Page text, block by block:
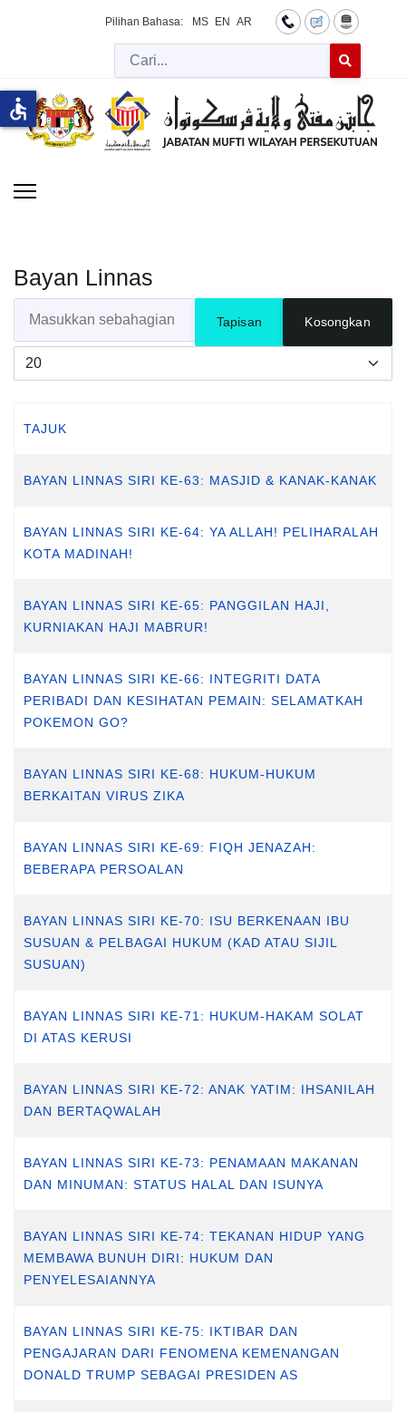
Pilihan Bahasa: MS EN AR
Cari
Bayan Linnas
Masukkan sebahagian daripada tajuk
Tapisan Kosongkan
Papar #
TAJUK
BAYAN LINNAS SIRI KE-63: MASJID & KANAK-KANAK
BAYAN LINNAS SIRI KE-64: YA ALLAH! PELIHARALAH
KOTA MADINAH!
BAYAN LINNAS SIRI KE-65: PANGGILAN HAJI,
KURNIAKAN HAJI MABRUR!
BAYAN LINNAS SIRI KE-66: INTEGRITI DATA
PERIBADI DAN KESIHATAN PEMAIN: SELAMATKAH
POKEMON GO?
BAYAN LINNAS SIRI KE-68: HUKUM-HUKUM
BERKAITAN VIRUS ZIKA
BAYAN LINNAS SIRI KE-69: FIQH JENAZAH:
BEBERAPA PERSOALAN
BAYAN LINNAS SIRI KE-70: ISU BERKENAAN IBU
SUSUAN & PELBAGAI HUKUM (KAD ATAU SIJIL
SUSUAN)
BAYAN LINNAS SIRI KE-71: HUKUM-HAKAM SOLAT
DI ATAS KERUSI
BAYAN LINNAS SIRI KE-72: ANAK YATIM: IHSANILAH
DAN BERTAQWALAH
BAYAN LINNAS SIRI KE-73: PENAMAAN MAKANAN
DAN MINUMAN: STATUS HALAL DAN ISUNYA
BAYAN LINNAS SIRI KE-74: TEKANAN HIDUP YANG
MEMBAWA BUNUH DIRI: HUKUM DAN
PENYELESAIANNYA
BAYAN LINNAS SIRI KE-75: IKTIBAR DAN
PENGAJARAN DARI FENOMENA KEMENANGAN
DONALD TRUMP SEBAGAI PRESIDEN AS
accessible